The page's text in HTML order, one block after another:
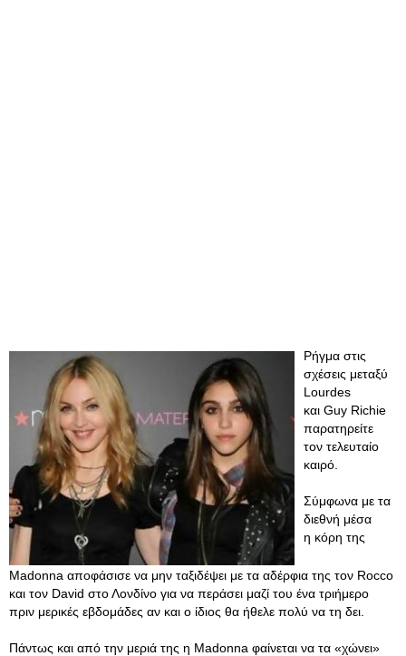
Ρήγμα στις
σχέσεις μεταξύ
Lourdes
και Guy Richie
παρατηρείτε
τον τελευταίο
καιρό.
Σύμφωνα με τα
διεθνή μέσα
η κόρη της
Madonna αποφάσισε να μην ταξιδέψει με τα αδέρφια της τον Rocco
και τον David στο Λονδίνο για να περάσει μαζί του ένα τριήμερο
πριν μερικές εβδομάδες αν και ο ίδιος θα ήθελε πολύ να τη δει.
Πάντως και από την μεριά της η Madonna φαίνεται να τα «χώνει»